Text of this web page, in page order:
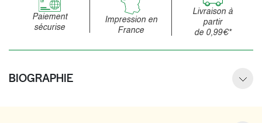
Paiement
sécurise
Impression en
France
Livraison à
partir
de 0,99€*
BIOGRAPHIE